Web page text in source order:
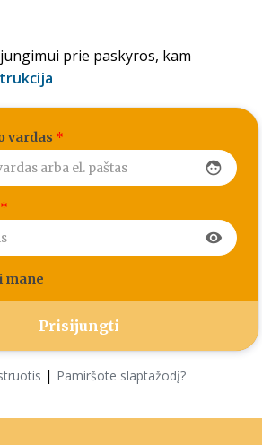
prie paskyros, kam
vardas *
face
*
visibility
mane
| Pamiršote slaptažodį?